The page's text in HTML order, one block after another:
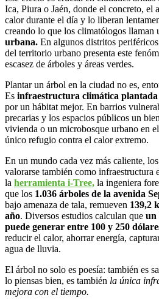
Ica, Piura o Jaén, donde el concreto, el
calor durante el día y lo liberan
creando lo que los climatólogos llaman
urbana. En algunos distritos
del territorio urbano presenta este
escasez de árboles y áreas verdes.
Plantar un árbol en la ciudad no es,
Es infraestructura climática plantada
por un hábitat mejor. En barrios
precarias y los espacios públicos un
vivienda o un microbosque urbano en
único refugio contra el calor extremo.
En un mundo cada vez más caliente,
valorarse también como infraestructura
la herramienta i-Tree, la ingeniera
que los 1.036 árboles de la avenida
bajo amenaza de tala, remueven 139,2
año. Diversos estudios calculan que un
puede generar entre 100 y 250
reducir el calor, ahorrar energía,
agua de lluvia.
El árbol no solo es poesía: también es
lo piensas bien, es también la única
mejora con el tiempo.